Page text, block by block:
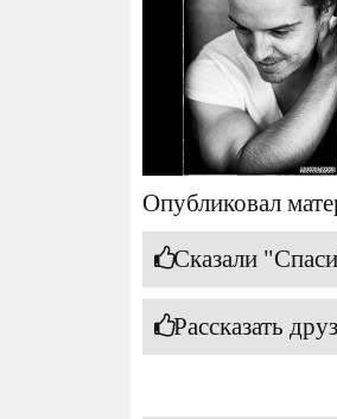
Опубликовал
Сказали
Рассказать